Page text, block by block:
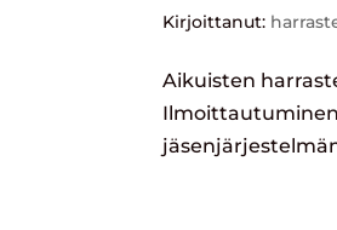
Kirjoittanut:
Aikuisten
Ilmoittautuminen